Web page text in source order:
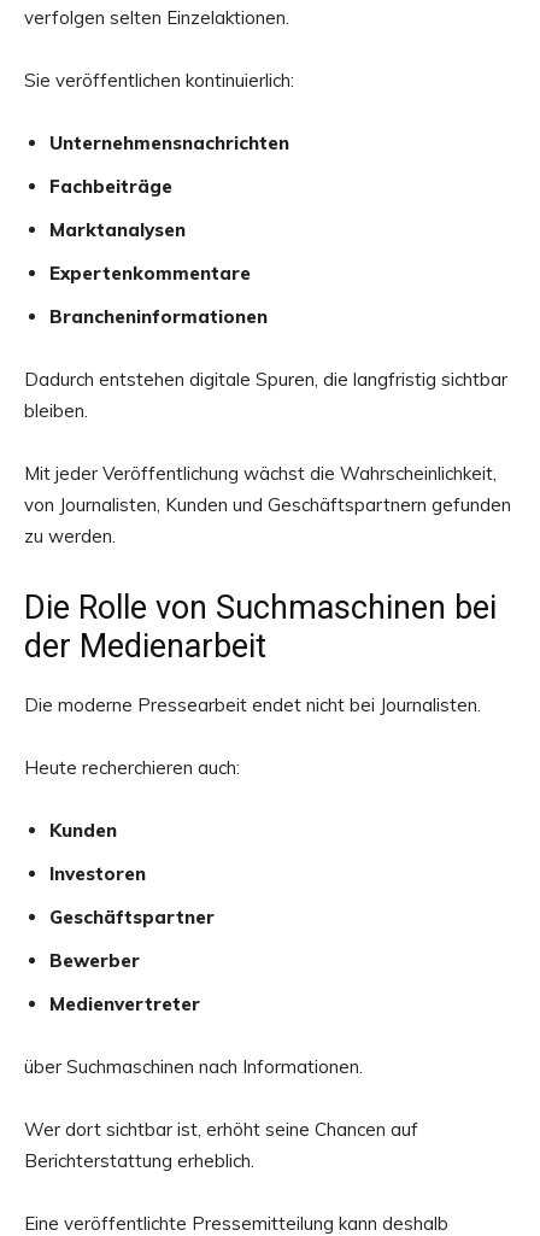
verfolgen selten Einzelaktionen.
Sie veröffentlichen kontinuierlich:
Unternehmensnachrichten
Fachbeiträge
Marktanalysen
Expertenkommentare
Brancheninformationen
Dadurch entstehen digitale Spuren, die langfristig sichtbar
bleiben.
Mit jeder Veröffentlichung wächst die Wahrscheinlichkeit,
von Journalisten, Kunden und Geschäftspartnern gefunden
zu werden.
Die Rolle von Suchmaschinen bei
der Medienarbeit
Die moderne Pressearbeit endet nicht bei Journalisten.
Heute recherchieren auch:
Kunden
Investoren
Geschäftspartner
Bewerber
Medienvertreter
über Suchmaschinen nach Informationen.
Wer dort sichtbar ist, erhöht seine Chancen auf
Berichterstattung erheblich.
Eine veröffentlichte Pressemitteilung kann deshalb